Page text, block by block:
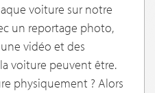
voiture sur notre
un reportage photo,
vidéo et des
voiture peuvent être.
physiquement ? Alors